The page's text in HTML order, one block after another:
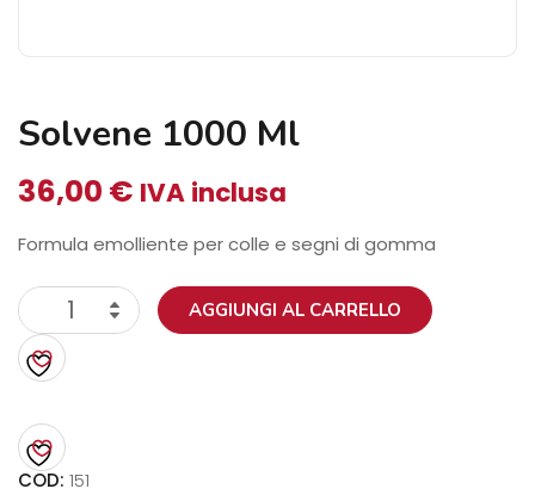
Solvene 1000 Ml
36,00 € IVA inclusa
Formula emolliente per colle e segni di gomma
Solvene
1000
ml
quantità
AGGIUNGI AL CARRELLO
COD: 151